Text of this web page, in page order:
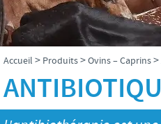
Nos activités
Nos valeurs
Contacts équipe Ceva
Ovins –
Volailles
Accueil > Produits>Ovins – Caprins>